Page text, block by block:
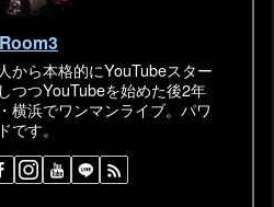
Room3
から本格的にYouTubeスター
つつYouTubeを始めた後2年
横浜でワンマンライブ。パワ
す。